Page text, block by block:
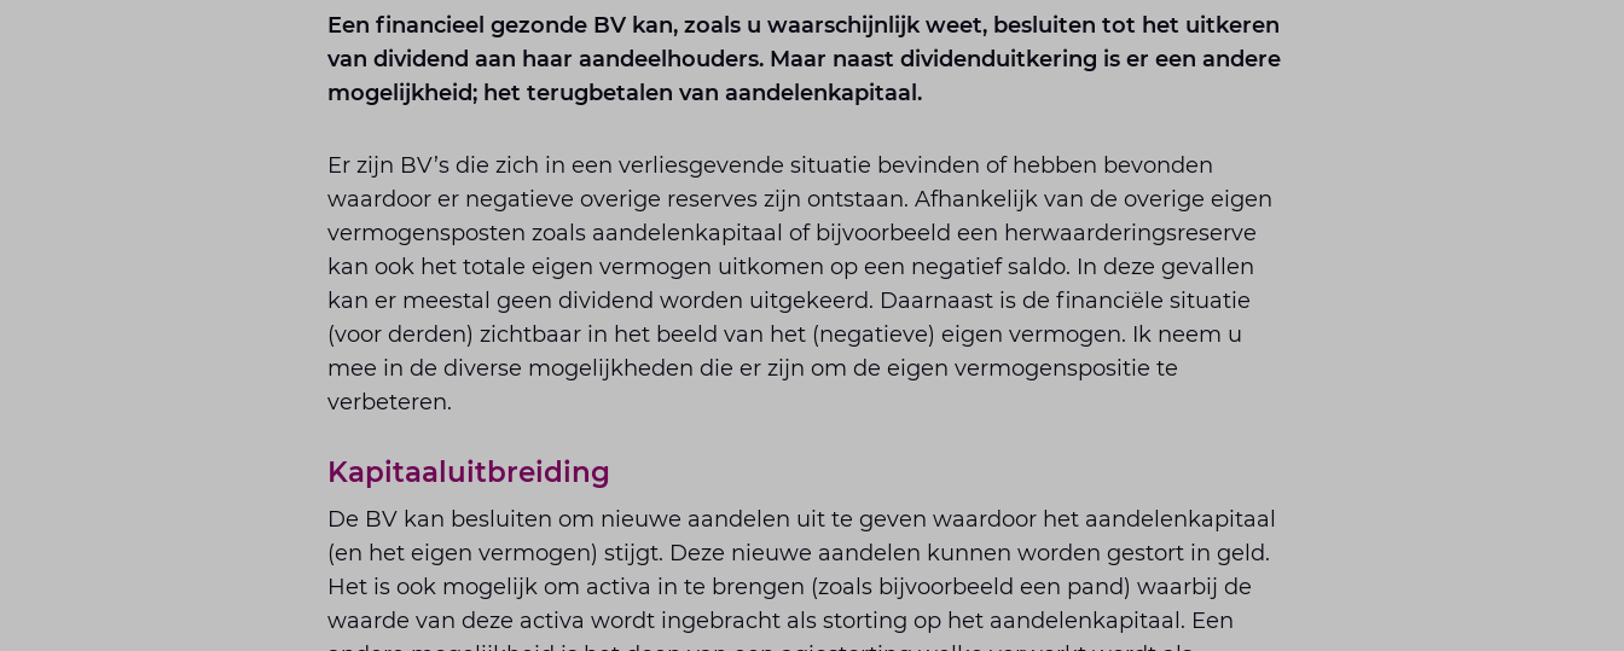
Een financieel gezonde BV kan, zoals u waarschijnlijk weet, besluiten tot het uitkeren
van dividend aan haar aandeelhouders. Maar naast dividenduitkering is er een andere
mogelijkheid; het terugbetalen van aandelenkapitaal.
Er zijn BV’s die zich in een verliesgevende situatie bevinden of hebben bevonden
waardoor er negatieve overige reserves zijn ontstaan. Afhankelijk van de overige eigen
vermogensposten zoals aandelenkapitaal of bijvoorbeeld een herwaarderingsreserve
kan ook het totale eigen vermogen uitkomen op een negatief saldo. In deze gevallen
kan er meestal geen dividend worden uitgekeerd. Daarnaast is de financiële situatie
(voor derden) zichtbaar in het beeld van het (negatieve) eigen vermogen. Ik neem u
mee in de diverse mogelijkheden die er zijn om de eigen vermogenspositie te
verbeteren.
Kapitaaluitbreiding
De BV kan besluiten om nieuwe aandelen uit te geven waardoor het aandelenkapitaal
(en het eigen vermogen) stijgt. Deze nieuwe aandelen kunnen worden gestort in geld.
Het is ook mogelijk om activa in te brengen (zoals bijvoorbeeld een pand) waarbij de
waarde van deze activa wordt ingebracht als storting op het aandelenkapitaal. Een